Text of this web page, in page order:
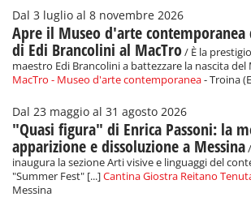
Dal 3 luglio al 8 novembre 2026
Apre il Museo d'arte
di Edi Brancolini al MacTro/ È la
maestro Edi Brancolini a battezzare la nascita
MacTro - Museo d'arte contemporanea- Troina
Dal 23 maggio al 31 agosto 2026
"Quasi figura" di Enrica Passoni: la
apparizione e dissoluzione a Messina
inaugura la sezione Arti visive e linguaggi del
"Summer Fest" [...]Cantina Giostra Reitano
Messina